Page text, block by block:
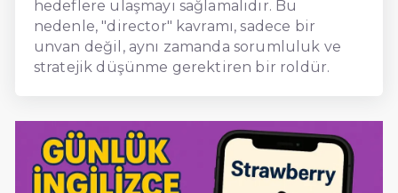
hedeflere ulaşmayı sağlamalıdır. Bu
nedenle, "director" kavramı, sadece bir
unvan değil, aynı zamanda sorumluluk ve
stratejik düşünme gerektiren bir roldür.